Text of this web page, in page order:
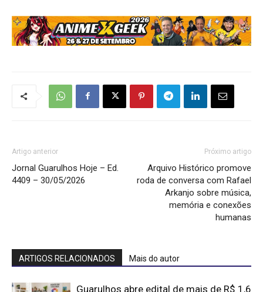
Artigo anterior
Jornal Guarulhos Hoje – Ed.
4409 – 30/05/2026
Próximo artigo
Arquivo Histórico promove
roda de conversa com Rafael
Arkanjo sobre música,
memória e conexões
humanas
ARTIGOS RELACIONADOS Mais do autor
Guarulhos abre edital de mais de R$ 1,6